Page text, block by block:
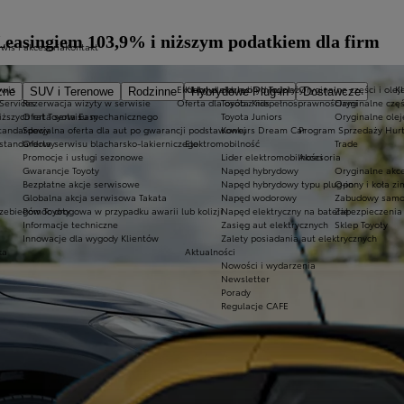
SUV i Terenowe Rodzinne Hybrydowe Plug-in
Dostawcze
Ekobonus dla hybryd Toyoty
Oferta dla osób z niepełnosprawnościami
Toyoty
Kluby dla dzieci i młodzieży
Toyota Kids
Toyota Juniors
Konkurs Dream Car
Elektromobilność
Lider elektromobilności
Napęd hybrydowy
Napęd hybrydowy typu plug-in
Napęd wodorowy
Napęd elektryczny na baterię
Zasięg aut elektrycznych
Zalety posiadania aut elektrycznych
Aktualności
Nowości i wydarzenia
Newsletter
Porady
Regulacje CAFE
rat Toyota Easy
i akcesoria
Rezerwacja wizyty w serwisie
Oferta serwisu mechanicznego
Specjalna oferta dla aut po gwarancji podstawowej
Oferta serwisu blacharsko-lakierniczego
Promocje i usługi sezonowe
Gwarancje Toyoty
Bezpłatne akcje serwisowe
Globalna akcja serwisowa Takata
Pomoc drogowa w przypadku awarii lub kolizji
Informacje techniczne
Innowacje dla wygody Klientów
Oryginalne części i
Oryginalne
Oryginalne
Program Sprzedaży
Trade
Akcesoria
Oryginalne
Opony i koła
Zabudowy
Sklep Toyoty
Kontakt103,9% i niższym podatkiem dla firm